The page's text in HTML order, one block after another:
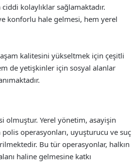
kolaylıklar sağlamaktadır.
konforlu hale gelmesi, hem yerel
kalitesini yükseltmek için çeşitli
de yetişkinler için sosyal alanlar
olmuştur. Yerel yönetim, asayişin
operasyonları, uyuşturucu ve suç
Bu tür operasyonlar, halkın
haline gelmesine katkı